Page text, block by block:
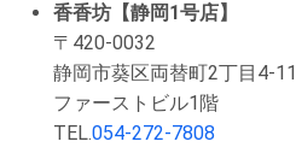
香香坊【静岡1号店】
〒420-0032
静岡市葵区両替町2丁目4-11
ファーストビル1階
TEL.054-272-7808